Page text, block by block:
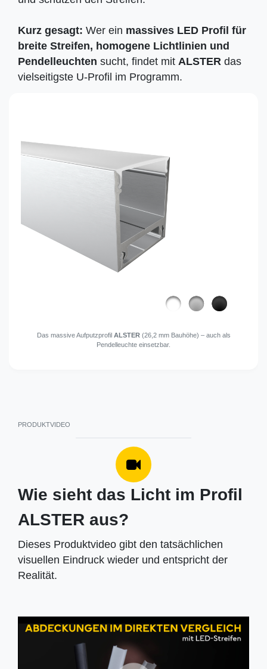
Kurz gesagt: Wer ein massives LED Profil für
breite Streifen, homogene Lichtlinien und
Pendelleuchten sucht, findet mit ALSTER das
vielseitigste U-Profil im Programm.
Das massive Aufputzprofil ALSTER(26,2 mm Bauhöhe) – auch als
Pendelleuchte einsetzbar.
PRODUKTVIDEO
Wie sieht das Licht im Profil
ALSTER aus?
Dieses Produktvideo gibt den tatsächlichen
visuellen Eindruck wieder und entspricht der
Realität.